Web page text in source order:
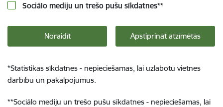
Sociālo mediju un trešo pušu sīkdatnes**
Noraidīt Apstiprināt atzīmētās
*Statistikas sīkdatnes - nepieciešamas, lai uzlabotu vietnes
darbību un pakalpojumus.
**Sociālo mediju un trešo pušu sīkdatnes - nepieciešamas, lai